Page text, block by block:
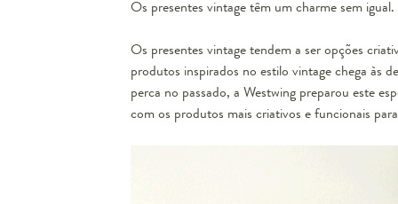
Os presentes vintage têm um charme sem
Os presentes vintage tendem a ser opções
produtos inspirados no estilo vintage chega às
perca no passado, a Westwing preparou este
com os produtos mais criativos e funcionais